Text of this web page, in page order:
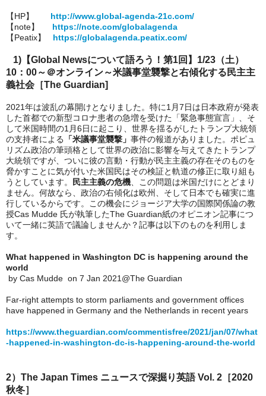
【HP】 http://www.global-agenda-21c.com/
【note】 https://note.com/globalagenda
【Peatix】 https://globalagenda.peatix.com/
10：00～＠オンライン～米議事堂襲撃と右傾化する民主主
義社会［The Guardian]
2021年は波乱の幕開けとなりました。特に1月7日は日本政府が発表
した首都での新型コロナ患者の急増を受けた「緊急事態宣言」、そ
して米国時間の1月6日に起こり、世界を揺るがしたトランプ大統領
の支持者による
「米議事堂襲撃」 事件の報道がありました。ポピュ
リズム政治の筆頭格として世界の政治に影響を与えてきたトランプ
大統領ですが、ついに彼の言動・行動が民主主義の存在そのものを
脅かすことに気が付いた米国民はその検証と軌道の修正に取り組も
うとしています。
民主主義の危機 、この問題は米国だけにとどまり
ません。何故なら、政治の右傾化は欧州、そして日本でも確実に進
行しているからです。この機会にジョージア大学の国際関係論の教
授Cas Mudde 氏が執筆したThe Guardian紙のオピニオン記事につ
いて一緒に英語で議論しませんか？記事は以下のものを利用しま
す。
What happened in Washington DC is happening around the
world
by Cas Mudde  on 7 Jan 2021@The Guardian
Far-right attempts to storm parliaments and government offices
have happened in Germany and the Netherlands in recent years
https://www.theguardian.com/commentisfree/2021/jan/07/what
-happened-in-washington-dc-is-happening-around-the-world
2）The Japan Times ニュースで深掘り英語 Vol. 2［2020
秋冬］